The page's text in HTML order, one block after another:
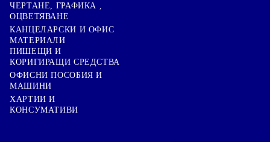
ЧЕРТАНЕ, ГРАФИКА ,
ОЦВЕТЯВАНЕ
КАНЦЕЛАРСКИ И ОФИС
МАТЕРИАЛИ
ПИШЕЩИ И
КОРИГИРАЩИ СРЕДСТВА
ОФИСНИ ПОСОБИЯ И
МАШИНИ
ХАРТИИ И
КОНСУМАТИВИ